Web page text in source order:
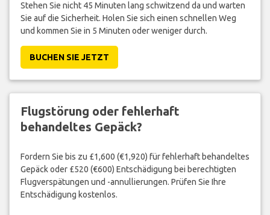
Stehen Sie nicht 45 Minuten lang schwitzend da und warten
Sie auf die Sicherheit. Holen Sie sich einen schnellen Weg
und kommen Sie in 5 Minuten oder weniger durch.
BUCHEN SIE JETZT
Flugstörung oder fehlerhaft
behandeltes Gepäck?
Fordern Sie bis zu £1,600 (€1,920) für fehlerhaft behandeltes
Gepäck oder £520 (€600) Entschädigung bei berechtigten
Flugverspätungen und -annullierungen. Prüfen Sie Ihre
Entschädigung kostenlos.